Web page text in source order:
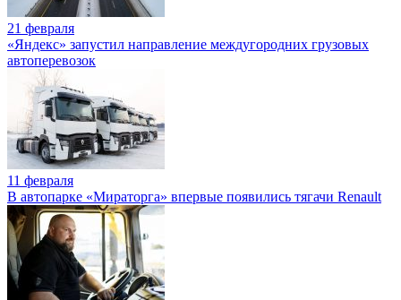
21 февраля
«Яндекс» запустил направление междугородних грузовых
автоперевозок
11 февраля
В автопарке «Мираторга» впервые появились тягачи Renault